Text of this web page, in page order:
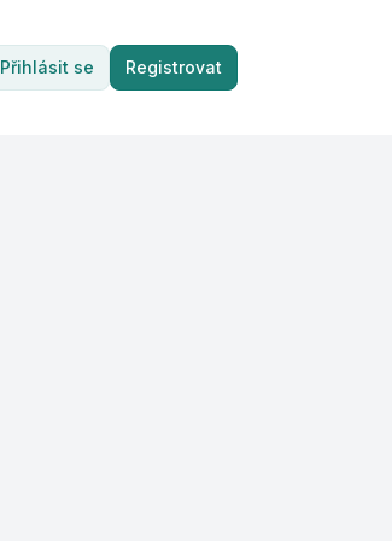
Přihlásit se Registrovat